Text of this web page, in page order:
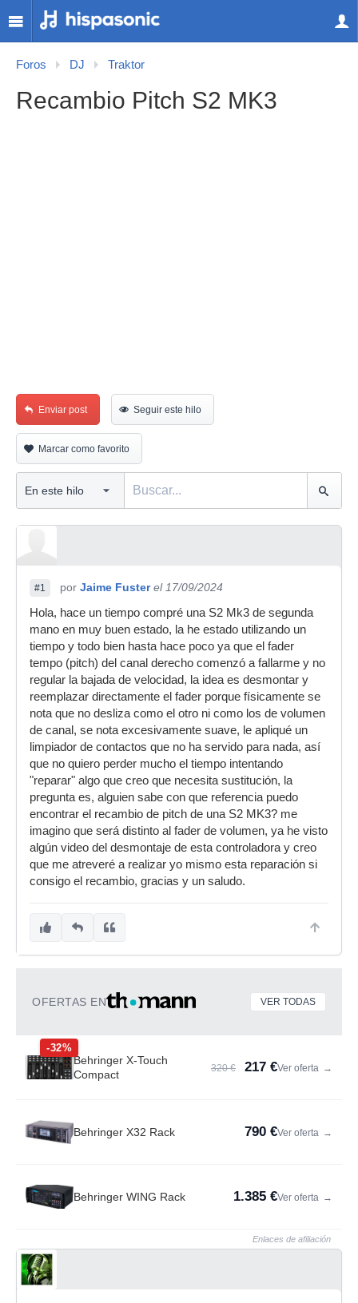
Foros DJ Traktor
Recambio Pitch S2 MK3
Enviar post Seguir este hilo
Marcar como favorito
#1 por Jaime Fuster el 17/09/2024
Hola, hace un tiempo compré una S2 Mk3 de segunda
mano en muy buen estado, la he estado utilizando un
tiempo y todo bien hasta hace poco ya que el fader
tempo (pitch) del canal derecho comenzó a fallarme y no
regular la bajada de velocidad, la idea es desmontar y
reemplazar directamente el fader porque físicamente se
nota que no desliza como el otro ni como los de volumen
de canal, se nota excesivamente suave, le apliqué un
limpiador de contactos que no ha servido para nada, así
que no quiero perder mucho el tiempo intentando
"reparar" algo que creo que necesita sustitución, la
pregunta es, alguien sabe con que referencia puedo
encontrar el recambio de pitch de una S2 MK3? me
imagino que será distinto al fader de volumen, ya he visto
algún video del desmontaje de esta controladora y creo
que me atreveré a realizar yo mismo esta reparación si
consigo el recambio, gracias y un saludo.
OFERTAS EN VER TODAS
-32%
Behringer X-Touch
Compact
320 € 217 €Ver oferta →
Behringer X32 Rack 790 €Ver oferta →
Behringer WING Rack 1.385 €Ver oferta →
Enlaces de afiliación